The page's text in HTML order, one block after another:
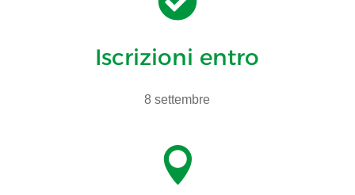
Iscrizioni entro
8 settembre
